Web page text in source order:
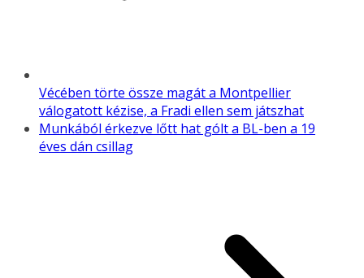
Vécében törte össze magát a Montpellier
válogatott kézise, a Fradi ellen sem játszhat
Munkából érkezve lőtt hat gólt a BL-ben a 19
éves dán csillag